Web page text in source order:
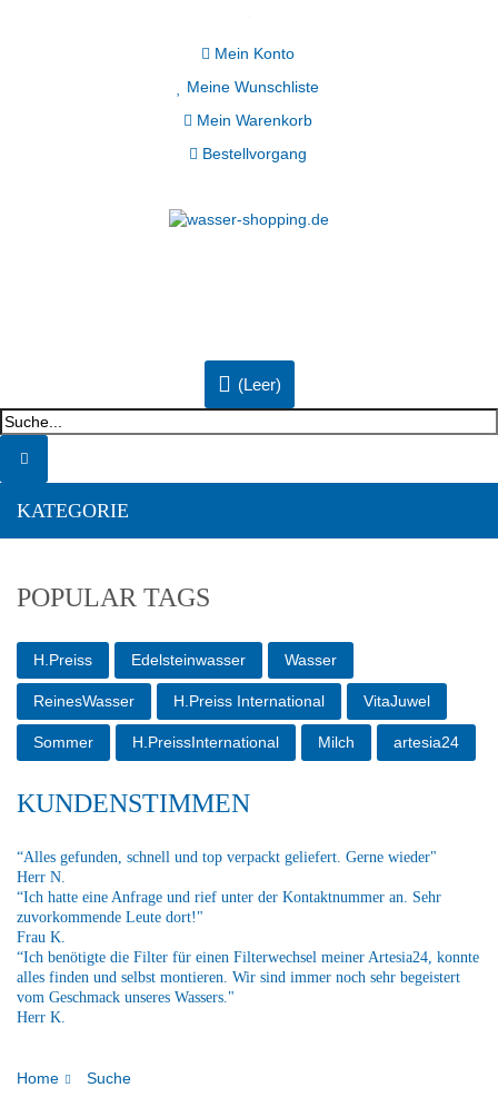
Mein Konto
Meine Wunschliste
Mein Warenkorb
Bestellvorgang
(Leer)
KATEGORIE
POPULAR TAGS
H.Preiss Edelsteinwasser Wasser
ReinesWasser H.Preiss International VitaJuwel
Sommer H.PreissInternational Milch artesia24
KUNDENSTIMMEN
“Alles gefunden, schnell und top verpackt geliefert. Gerne wieder"
Herr N.
“Ich hatte eine Anfrage und rief unter der Kontaktnummer an. Sehr
zuvorkommende Leute dort!"
Frau K.
“Ich benötigte die Filter für einen Filterwechsel meiner Artesia24, konnte
alles finden und selbst montieren. Wir sind immer noch sehr begeistert
vom Geschmack unseres Wassers."
Herr K.
Home Suche